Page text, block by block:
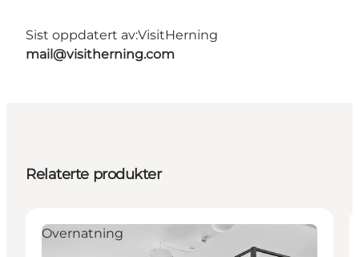
Sist oppdatert av:VisitHerning
mail@visitherning.com
Relaterte produkter
Overnatning